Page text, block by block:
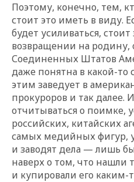
Поэтому, конечно, тем,
стоит это иметь в виду.
будет усиливаться, стоит
возвращении на родину,
Соединенных Штатов
даже понятна в какой-то
этим заведует в
прокуроров и так
отчитываться о поимке,
российских, китайских
самых медийных фигур,
и заводят дела — лишь
наверх о том, что нашли
и купировали его каким-